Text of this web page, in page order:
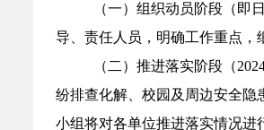
（一）组织动员阶段（即
导、责任人员，明确工作重点，
（二）推进落实阶段（
纷排查化解、校园及周边安全隐
小组将对各单位推进落实情况进